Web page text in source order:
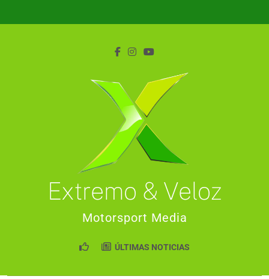
Extremo & Veloz
Motorsport Media
ÚLTIMAS NOTICIAS